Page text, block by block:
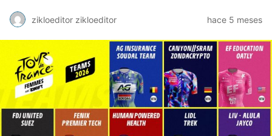
zikloeditor zikloeditor hace 5 meses